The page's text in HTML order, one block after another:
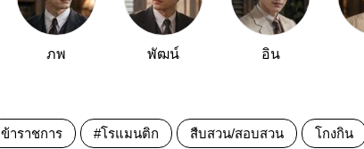
ภพ พัฒน์ อิน
ข้าราชการ #โรแมนติก สืบสวน/สอบสวน โกงกิน